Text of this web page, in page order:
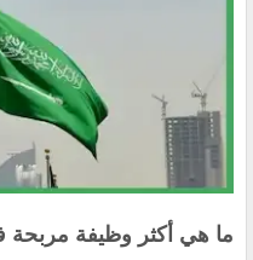
ما هي أكثر وظيفة مربحة